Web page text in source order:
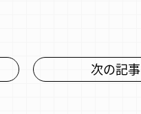
次の記事